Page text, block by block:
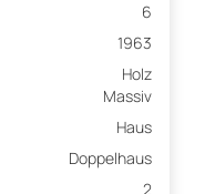
6
1963
Holz
Massiv
Haus
Doppelhaus
2